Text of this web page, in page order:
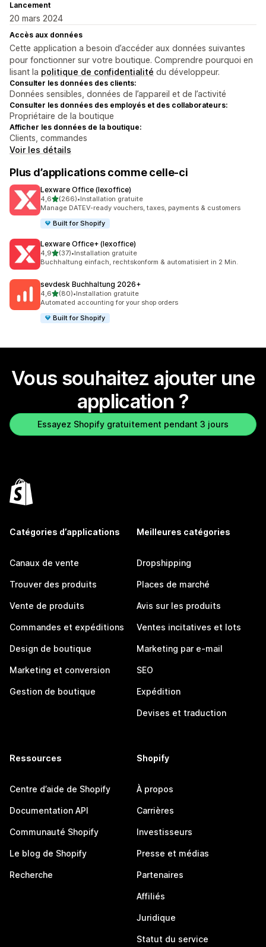
Lancement
20 mars 2024
Accès aux données
Cette application a besoin d’accéder aux données suivantes
pour fonctionner sur votre boutique. Comprendre pourquoi en
lisant la politique de confidentialité du développeur.
Consulter les données des clients:
Données sensibles, données de l’appareil et de l’activité
Consulter les données des employés et des collaborateurs:
Propriétaire de la boutique
Afficher les données de la boutique:
Clients, commandes
Voir les détails
Plus d’applications comme celle-ci
Lexware Office (lexoffice)
4,6étoile(s) sur 5
(266)
266 avis au total
•Installation gratuite
Manage DATEV-ready vouchers, taxes, payments & customers
Built for Shopify
Lexware Office+ (lexoffice)
4,9étoile(s) sur 5
(37)
37 avis au total
•Installation gratuite
Buchhaltung einfach, rechtskonform & automatisiert in 2 Min.
sevdesk Buchhaltung 2026+
4,6étoile(s) sur 5
(80)
80 avis au total
•Installation gratuite
Automated accounting for your shop orders
Built for Shopify
Vous souhaitez ajouter une
application ?
Essayez Shopify gratuitement pendant 3 jours
Catégories d’applications
Canaux de vente
Trouver des produits
Vente de produits
Commandes et expéditions
Design de boutique
Marketing et conversion
Gestion de boutique
Meilleures catégories
Dropshipping
Places de marché
Avis sur les produits
Ventes incitatives et lots
Marketing par e-mail
SEO
Expédition
Devises et traduction
Ressources
Centre d’aide de Shopify
Documentation API
Communauté Shopify
Le blog de Shopify
Recherche
Shopify
À propos
Carrières
Investisseurs
Presse et médias
Partenaires
Affiliés
Juridique
Statut du service